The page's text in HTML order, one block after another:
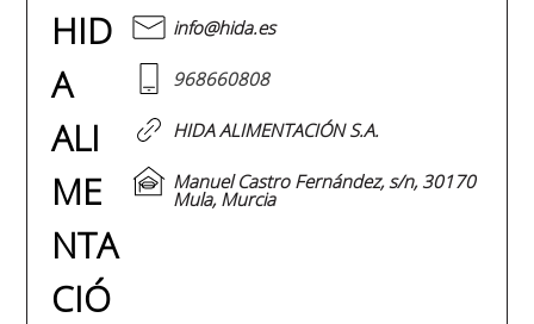
HID
A
ALI
ME
NTA
CIÓ
info@hida.es
968660808
HIDA ALIMENTACIÓN S.A.
Manuel Castro Fernández, s/n, 30170
Mula, Murcia